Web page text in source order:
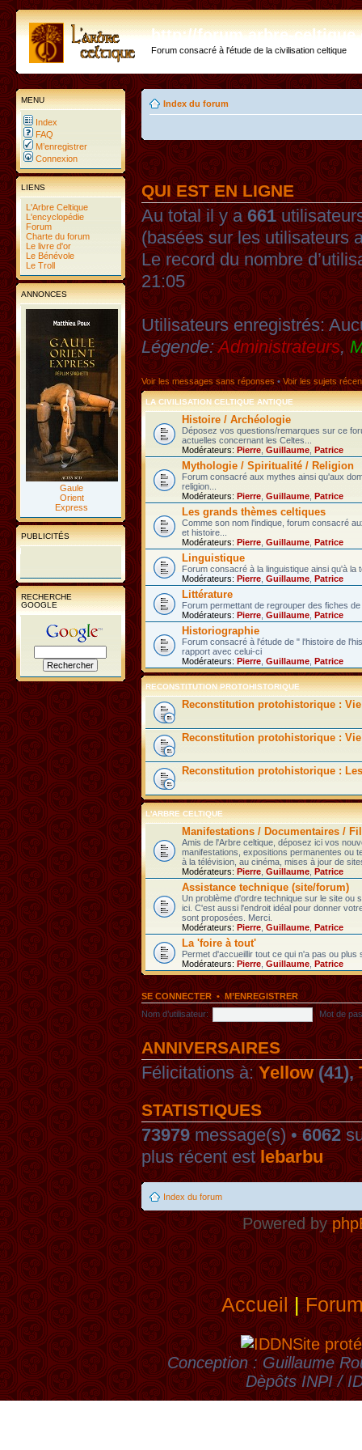
http://forum.arbre-
Forum consacré à l'étude de la civilisation celtique
MENU
Index
FAQ
M’enregistrer
Connexion
LIENS
L'Arbre Celtique
L'encyclopédie
Forum
Charte du forum
Le livre d'or
Le Bénévole
Le Troll
ANNONCES
Gaule
Orient
Express
PUBLICITÉS
RECHERCHE
GOOGLE
Index du forum
QUI EST EN LIGNE
Au total il y a661
(basées sur les utilisateurs
Le record du nombre
21:05
Utilisateurs enregistrés:
Légende:Administrateurs,
Voir les messages sans réponses•Voir les sujets
LA CIVILISATION CELTIQUE ANTIQUE
Histoire / Archéologie
Déposez vos questions/remarques sur ce
actuelles concernant les Celtes...
Modérateurs: Pierre Guillaume Patrice
Mythologie / Spiritualité / Religion
Forum consacré aux mythes ainsi qu'aux
religion...
Modérateurs: Pierre Guillaume Patrice
Les grands thèmes celtiques
Comme son nom l'indique, forum consacré
et histoire...
Modérateurs: Pierre Guillaume Patrice
Linguistique
Forum consacré à la linguistique ainsi qu'à la
Modérateurs: Pierre Guillaume Patrice
Littérature
Forum permettant de regrouper des fiches
Modérateurs: Pierre Guillaume Patrice
Historiographie
Forum consacré à l'étude de " l'histoire de
rapport avec celui-ci
Modérateurs: Pierre Guillaume Patrice
RECONSTITUTION PROTOHISTORIQUE
Reconstitution protohistorique :
Reconstitution protohistorique :
Reconstitution protohistorique :
L'ARBRE CELTIQUE
Manifestations / Documentaires /
Amis de l'Arbre celtique, déposez ici vos
manifestations, expositions permanentes ou
à la télévision, au cinéma, mises à jour de
Modérateurs: Pierre Guillaume Patrice
Assistance technique (site/forum)
Un problème d'ordre technique sur le site ou
ici. C'est aussi l'endroit idéal pour donner
sont proposées. Merci.
Modérateurs: Pierre Guillaume Patrice
La 'foire à tout'
Permet d'accueillir tout ce qui n'a pas ou
Modérateurs: Pierre Guillaume Patrice
SE CONNECTER•M’ENREGISTRER
Nom d’utilisateur:
Mot de
ANNIVERSAIRES
Félicitations à:Yellow(41),
STATISTIQUES
73979message(s) •6062
plus récent estlebarbu
Index du forum
Powered by
Accueil|
Site
Conception : Guillaume
Dèpôts INPI /